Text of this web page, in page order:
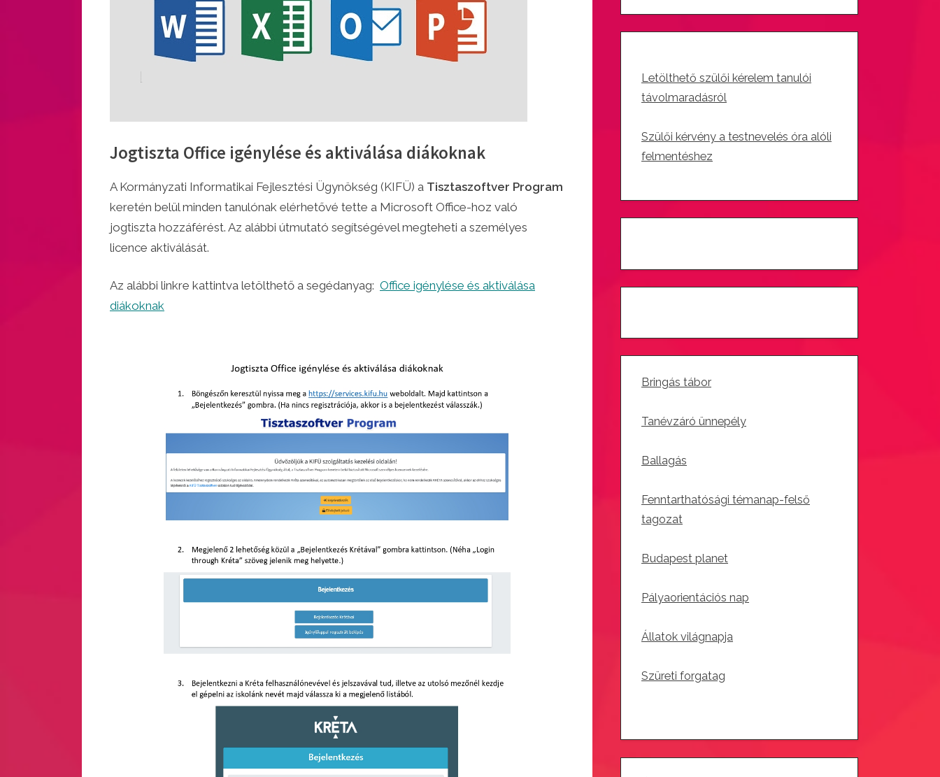
Jogtiszta Office igénylése és aktiválása diákoknak
Posted
on
október 8, 2025
By
Sebestyén Mónika
A Kormányzati Informatikai Fejlesztési Ügynökség (KIFÜ) a Tisztaszoftver Program
keretén belül minden tanulónak elérhetővé tette a Microsoft Office-hoz való
jogtiszta hozzáférést. Az alábbi útmutató segítségével megteheti a személyes
licence aktiválását.
Az alábbi linkre kattintva letölthető a segédanyag: Office igénylése és aktiválása
diákoknak
Letölthető szülői kérelem tanulói
távolmaradásról
Szülői kérvény a testnevelés óra alóli
felmentéshez
Bringás tábor
Tanévzáró ünnepély
Ballagás
Fenntarthatósági témanap-felső
tagozat
Budapest planet
Pályaorientációs nap
Állatok világnapja
Szüreti forgatag